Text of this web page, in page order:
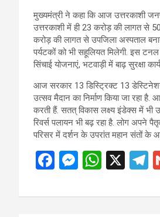
मुख्यमंत्री ने कहा कि आज उत्तरकाशी
उत्तरकाशी में ही 23 करोड़ की लागत से
करोड़ की लागत से उपजिला अस्पताल
पर्यटकों को भी सहूलियत मिलेगी. इस टनल
सिंचाई योजनाएं, भटवाड़ी में बाढ़ सुरक्षा
आज सरकार 13 डिस्ट्रिक्ट 13 डेस्टिनेशन
उत्सव मैदान का निर्माण किया जा रहा
करती हैं. सतत् विकास लक्ष्य इंडेक्स में भी
रिवर्स पलायन भी बढ़ रहा है. लोग अपने
परिसर में दर्शन के उपरांत महान संतों के
F
ce
M
se
W
at
X
T
e